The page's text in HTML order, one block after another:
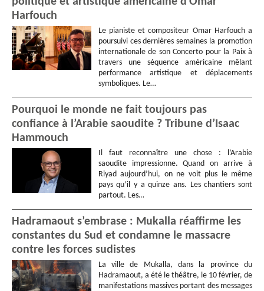
Harfouch
Le pianiste et compositeur Omar Harfouch a
poursuivi ces dernières semaines la promotion
internationale de son Concerto pour la Paix à
travers une séquence américaine mêlant
performance artistique et déplacements
symboliques. Le…
Pourquoi le monde ne fait toujours pas
confiance à l’Arabie saoudite ? Tribune d’Isaac
Hammouch
Il faut reconnaître une chose : l’Arabie
saoudite impressionne. Quand on arrive à
Riyad aujourd’hui, on ne voit plus le même
pays qu’il y a quinze ans. Les chantiers sont
partout. Les…
Hadramaout s’embrase : Mukalla réaffirme les
constantes du Sud et condamne le massacre
contre les forces sudistes
La ville de Mukalla, dans la province du
Hadramaout, a été le théâtre, le 10 février, de
manifestations massives portant des messages